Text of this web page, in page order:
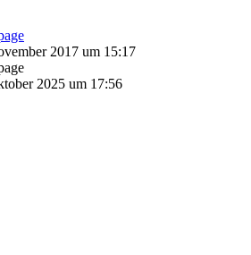
2017 um 15:17
2025 um 17:56